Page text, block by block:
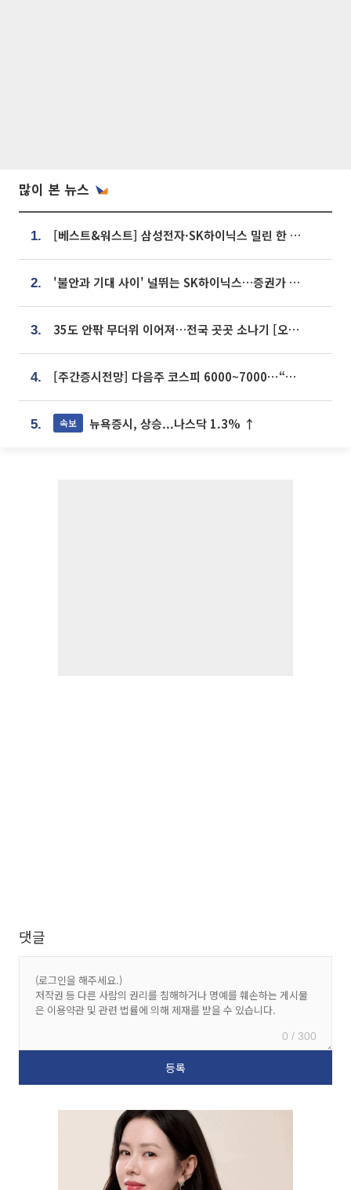
많이 본 뉴스
1. [베스트&워스트] 삼성전자·SK하이닉스 밀린 한 주…상상인증권은 85% 급등
2. '불안과 기대 사이' 널뛰는 SK하이닉스…증권가 "HBM4·LTA 기반 펀터멘털 견고"
3. 35도 안팎 무더위 이어져…전국 곳곳 소나기 [오늘 날씨]
4. [주간증시전망] 다음주 코스피 6000~7000⋯“外人 수급은 정책이 변수”
5. 속보 뉴욕증시, 상승...나스닥 1.3% ↑
댓글
0 / 300